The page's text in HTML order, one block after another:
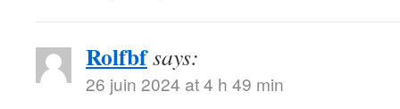
Rolfbfsays:
26 juin 2024 at 4 h 49 min